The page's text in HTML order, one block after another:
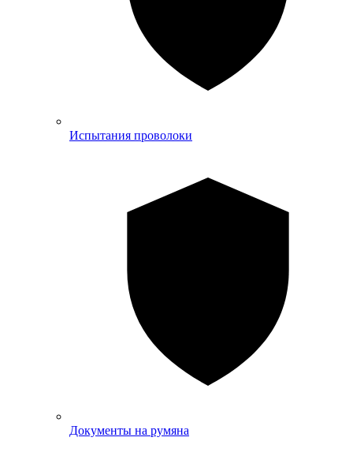
Испытания проволоки
Документы на румяна